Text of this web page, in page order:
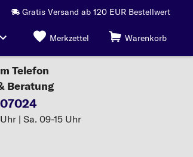
Gratis Versand ab 120 EUR Bestellwert
Merkzettel Warenkorb
Telefon
Beratung
| Sa. 09-15 Uhr